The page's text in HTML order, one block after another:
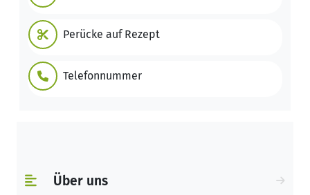
Perücke auf Rezept
Telefonnummer
Über uns